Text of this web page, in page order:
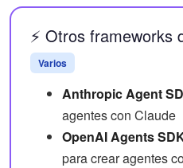
⚡ Otros frameworks
Varios
Anthropic Agent
agentes con Claude
OpenAI Agents
para crear agentes